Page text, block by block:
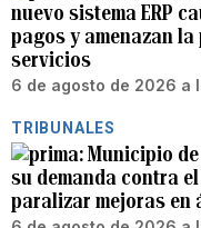
nuevo sistema ERP
pagos y amenazan
servicios
6 de agosto de 2026 a
TRIBUNALES
Municipio
su demanda contra el
paralizar mejoras en